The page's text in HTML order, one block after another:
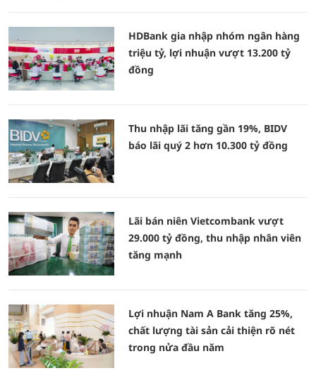
HDBank gia nhập nhóm ngân hàng
triệu tỷ, lợi nhuận vượt 13.200 tỷ
đồng
Thu nhập lãi tăng gần 19%, BIDV
báo lãi quý 2 hơn 10.300 tỷ đồng
Lãi bán niên Vietcombank vượt
29.000 tỷ đồng, thu nhập nhân viên
tăng mạnh
Lợi nhuận Nam A Bank tăng 25%,
chất lượng tài sản cải thiện rõ nét
trong nửa đầu năm